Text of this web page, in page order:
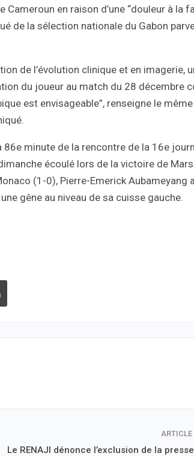
en raison d’une “douleur à la
de la sélection nationale du Gabon
de l’évolution clinique et en imagerie,
du joueur au match du 28 décembre
est envisageable”, renseigne le même
86e minute de la rencontre de la 16e
écoulé lors de la victoire de
(1-0), Pierre-Emerick Aubameyang
gêne au niveau de sa cuisse gauche.
Le RENAJI dénonce l’exclusion de la presse